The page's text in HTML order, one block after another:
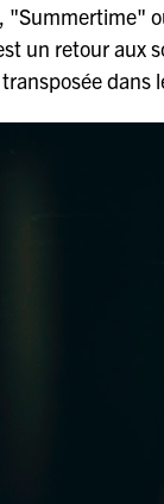
un retour aux
dans